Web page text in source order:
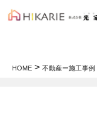
HOME > 不動産ー施工事例